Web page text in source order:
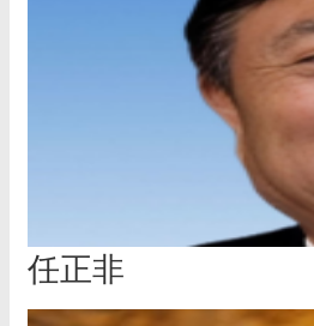
任正非